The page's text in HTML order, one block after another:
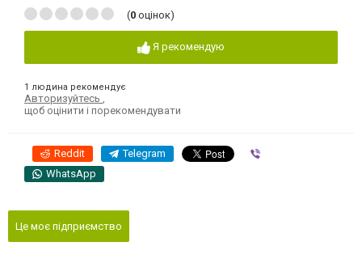
(0 оцінок)
Я рекомендую
1 людина рекомендує
Авторизуйтесь
щоб оцінити і порекомендувати
Reddit Telegram
WhatsApp
Це моє підприємство